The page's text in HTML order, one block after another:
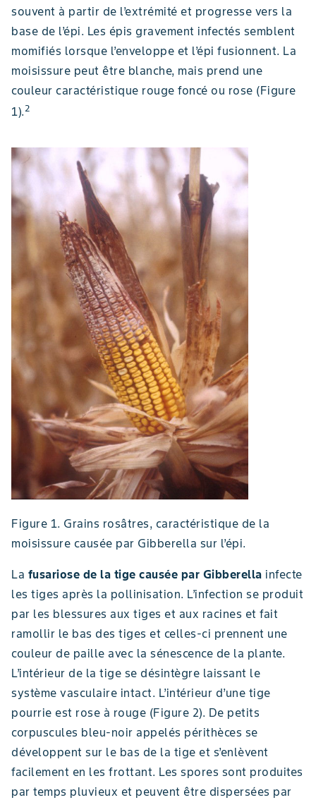
souvent à partir de l’extrémité et progresse vers la
base de l’épi. Les épis gravement infectés semblent
momifiés lorsque l’enveloppe et l’épi fusionnent. La
moisissure peut être blanche, mais prend une
couleur caractéristique rouge foncé ou rose (Figure
1).2
Figure 1. Grains rosâtres, caractéristique de la
moisissure causée par Gibberella sur l’épi.
La fusariose de la tige causée par Gibberella infecte
les tiges après la pollinisation. L’infection se produit
par les blessures aux tiges et aux racines et fait
ramollir le bas des tiges et celles-ci prennent une
couleur de paille avec la sénescence de la plante.
L’intérieur de la tige se désintègre laissant le
système vasculaire intact. L’intérieur d’une tige
pourrie est rose à rouge (Figure 2). De petits
corpuscules bleu-noir appelés périthèces se
développent sur le bas de la tige et s’enlèvent
facilement en les frottant. Les spores sont produites
par temps pluvieux et peuvent être dispersées par